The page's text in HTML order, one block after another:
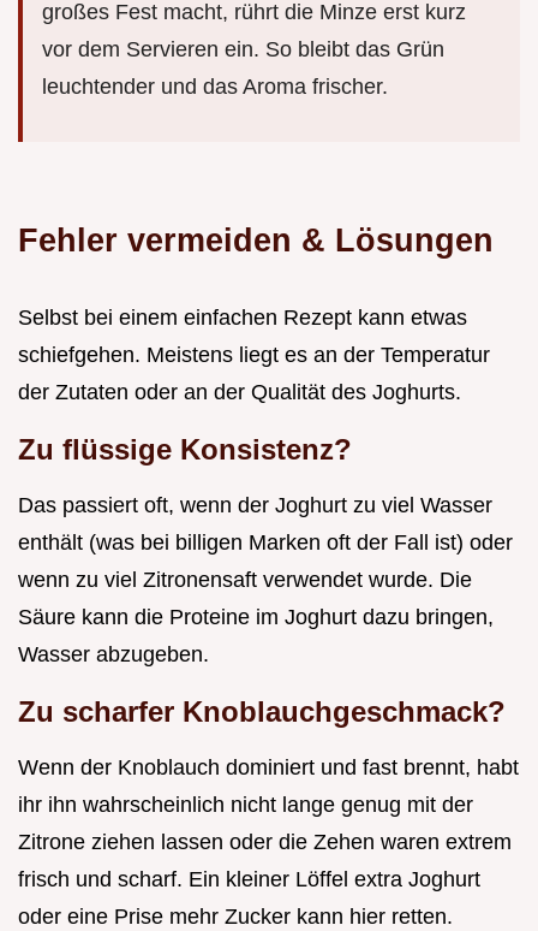
großes Fest macht, rührt die Minze erst kurz
vor dem Servieren ein. So bleibt das Grün
leuchtender und das Aroma frischer.
Fehler vermeiden & Lösungen
Selbst bei einem einfachen Rezept kann etwas
schiefgehen. Meistens liegt es an der Temperatur
der Zutaten oder an der Qualität des Joghurts.
Zu flüssige Konsistenz?
Das passiert oft, wenn der Joghurt zu viel Wasser
enthält (was bei billigen Marken oft der Fall ist) oder
wenn zu viel Zitronensaft verwendet wurde. Die
Säure kann die Proteine im Joghurt dazu bringen,
Wasser abzugeben.
Zu scharfer Knoblauchgeschmack?
Wenn der Knoblauch dominiert und fast brennt, habt
ihr ihn wahrscheinlich nicht lange genug mit der
Zitrone ziehen lassen oder die Zehen waren extrem
frisch und scharf. Ein kleiner Löffel extra Joghurt
oder eine Prise mehr Zucker kann hier retten.